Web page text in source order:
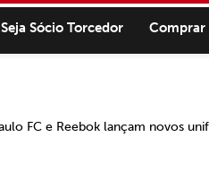
Seja Sócio Torcedor Comprar